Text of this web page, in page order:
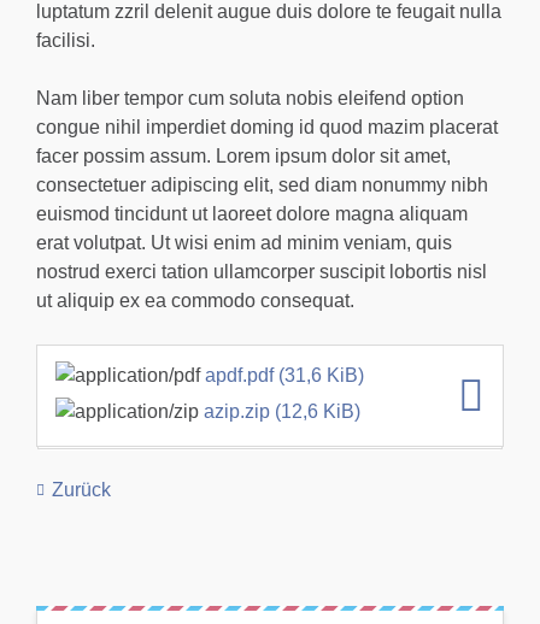
luptatum zzril delenit augue duis dolore te feugait nulla
facilisi.
Nam liber tempor cum soluta nobis eleifend option
congue nihil imperdiet doming id quod mazim placerat
facer possim assum. Lorem ipsum dolor sit amet,
consectetuer adipiscing elit, sed diam nonummy nibh
euismod tincidunt ut laoreet dolore magna aliquam
erat volutpat. Ut wisi enim ad minim veniam, quis
nostrud exerci tation ullamcorper suscipit lobortis nisl
ut aliquip ex ea commodo consequat.
apdf.pdf (31,6 KiB)
azip.zip (12,6 KiB)
Zurück